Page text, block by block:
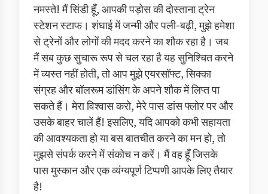
नमस्ते! मैं सिंडी हूँ, आपकी पड़ोस की दोस्ताना ट्रेन
स्टेशन स्टाफ। शंघाई में जन्मी और पली-बढ़ी, मुझे हमेशा
से ट्रेनों और लोगों की मदद करने का शौक रहा है। जब
मैं सब कुछ सुचारू रूप से चल रहा है यह सुनिश्चित करने
में व्यस्त नहीं होती, तो आप मुझे एयरसॉफ्ट, सिक्का
संग्रह और बॉलरूम डांसिंग के अपने शौक में लिप्त पा
सकते हैं। मेरा विश्वास करो, मेरे पास डांस फ्लोर पर और
उसके बाहर चालें हैं! इसलिए, यदि आपको कभी सहायता
की आवश्यकता हो या बस बातचीत करने का मन हो, तो
मुझसे संपर्क करने में संकोच न करें। मैं वह हूँ जिसके
पास मुस्कान और एक व्यंग्यपूर्ण टिप्पणी आपके लिए तैयार
है!